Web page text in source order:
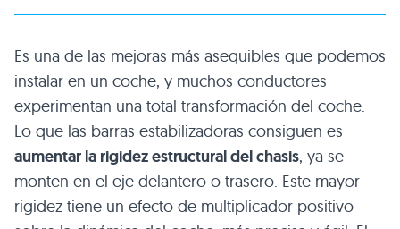
Es una de las mejoras más asequibles que podemos
instalar en un coche, y muchos conductores
experimentan una total transformación del coche.
Lo que las barras estabilizadoras consiguen es
aumentar la rigidez estructural del chasis, ya se
monten en el eje delantero o trasero. Este mayor
rigidez tiene un efecto de multiplicador positivo